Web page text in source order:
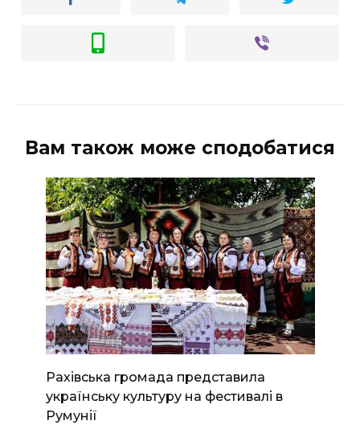
Вам також може сподобатися
Рахівська громада представила
українську культуру на фестивалі в
Румунії